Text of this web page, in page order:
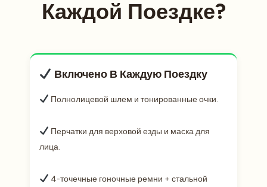
Каждой Поездке?
Включено В Каждую Поездку
Полнолицевой шлем и тонированные очки.
Перчатки для верховой езды и маска для
лица.
4-точечные гоночные ремни + стальной